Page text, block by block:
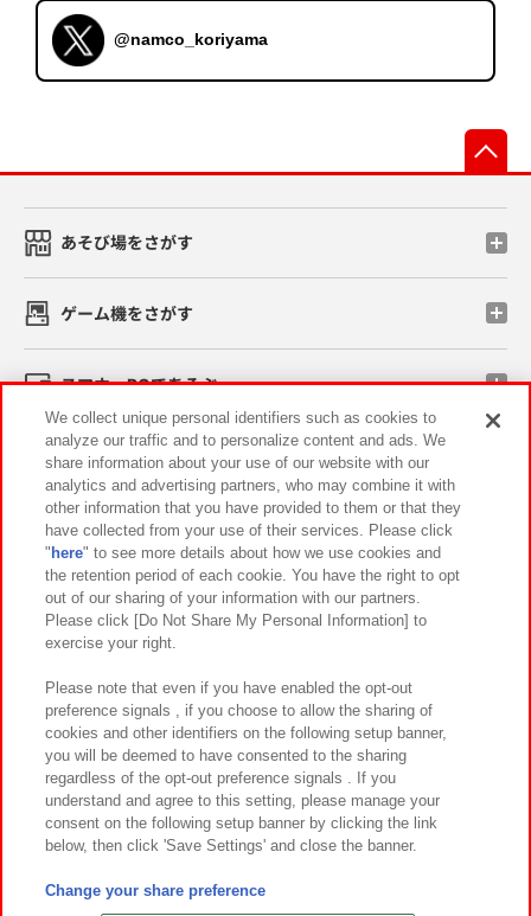
@namco_koriyama
あそび場をさがす
ゲーム機をさがす
スマホ・PCであそぶ
イベント・キャンペーン
関連会社 サステナビリティ サイトポリシー
プライバシーポリシー ウェブアクセシビリティ方針と検証結果
お取引先さまとともに
カスタマーハラスメント対応方針 よくあるご質問・お問い合わせ
©Bandai Namco Amusement Inc.
©Bandai Namco Amusement Lab Inc.
We collect unique personal identifiers such as cookies to
analyze our traffic and to personalize content and ads. We
share information about your use of our website with our
analytics and advertising partners, who may combine it with
other information that you have provided to them or that they
have collected from your use of their services. Please click
" here" to see more details about how we use cookies and
the retention period of each cookie. You have the right to opt
out of our sharing of your information with our partners.
Please click [Do Not Share My Personal Information] to
exercise your right.
Please note that even if you have enabled the opt-out
preference signals , if you choose to allow the sharing of
cookies and other identifiers on the following setup banner,
you will be deemed to have consented to the sharing
regardless of the opt-out preference signals . If you
understand and agree to this setting, please manage your
consent on the following setup banner by clicking the link
below, then click 'Save Settings' and close the banner.
Change your share preference